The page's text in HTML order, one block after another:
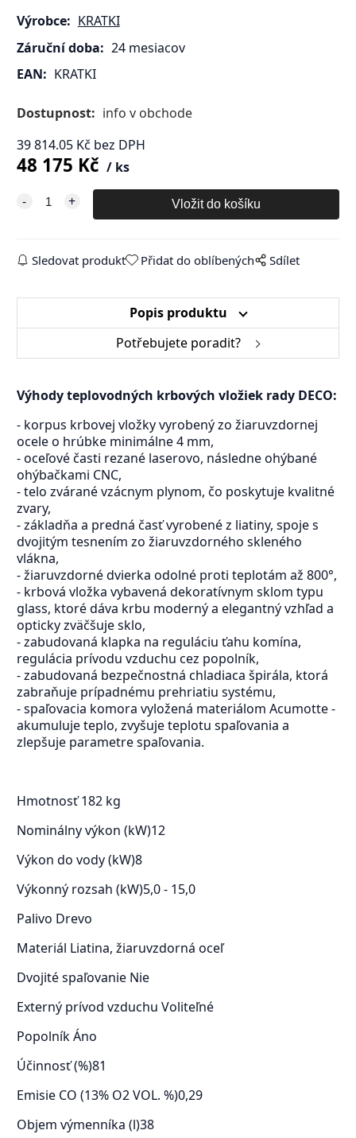
Výrobce: KRATKI
Záruční doba: 24 mesiacov
EAN: KRATKI
Dostupnost: info v obchode
39 814.05Kč bez DPH
48 175 Kč ks
Sledovat produkt Přidat do oblíbených Sdílet
Popis produktu
Potřebujete poradit?
Výhody teplovodných krbových vložiek rady DECO:
- korpus krbovej vložky vyrobený zo žiaruvzdornej
ocele o hrúbke minimálne 4 mm,
- oceľové časti rezané laserovo, následne ohýbané
ohýbačkami CNC,
- telo zvárané vzácnym plynom, čo poskytuje kvalitné
zvary,
- základňa a predná časť vyrobené z liatiny, spoje s
dvojitým tesnením zo žiaruvzdorného skleného
vlákna,
- žiaruvzdorné dvierka odolné proti teplotám až 800°,
- krbová vložka vybavená dekoratívnym sklom typu
glass, ktoré dáva krbu moderný a elegantný vzhľad a
opticky zväčšuje sklo,
- zabudovaná klapka na reguláciu ťahu komína,
regulácia prívodu vzduchu cez popolník,
- zabudovaná bezpečnostná chladiaca špirála, ktorá
zabraňuje prípadnému prehriatiu systému,
- spaľovacia komora vyložená materiálom Acumotte -
akumuluje teplo, zvyšuje teplotu spaľovania a
zlepšuje parametre spaľovania.
Hmotnosť182 kg
Nominálny výkon (kW)12
Výkon do vody (kW)8
Výkonný rozsah (kW)5,0 - 15,0
Palivo Drevo
Materiál Liatina, žiaruvzdorná oceľ
Dvojité spaľovanie Nie
Externý prívod vzduchu Voliteľné
PopolníkÁno
Účinnosť (%)81
Emisie CO (13% O2 VOL. %)0,29
Objem výmenníka (l)38